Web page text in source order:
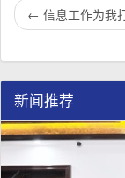
← 信息工作为我
新闻推荐